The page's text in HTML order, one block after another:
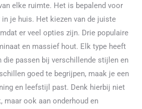
elke ruimte. Het is bepalend voor
je huis. Het kiezen van de juiste
er veel opties zijn. Drie populaire
en massief hout. Elk type heeft
die passen bij verschillende stijlen en
goed te begrijpen, maak je een
en leefstijl past. Denk hierbij niet
maar ook aan onderhoud en